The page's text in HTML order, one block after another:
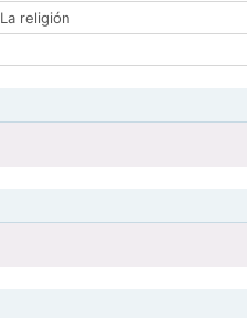
La religión